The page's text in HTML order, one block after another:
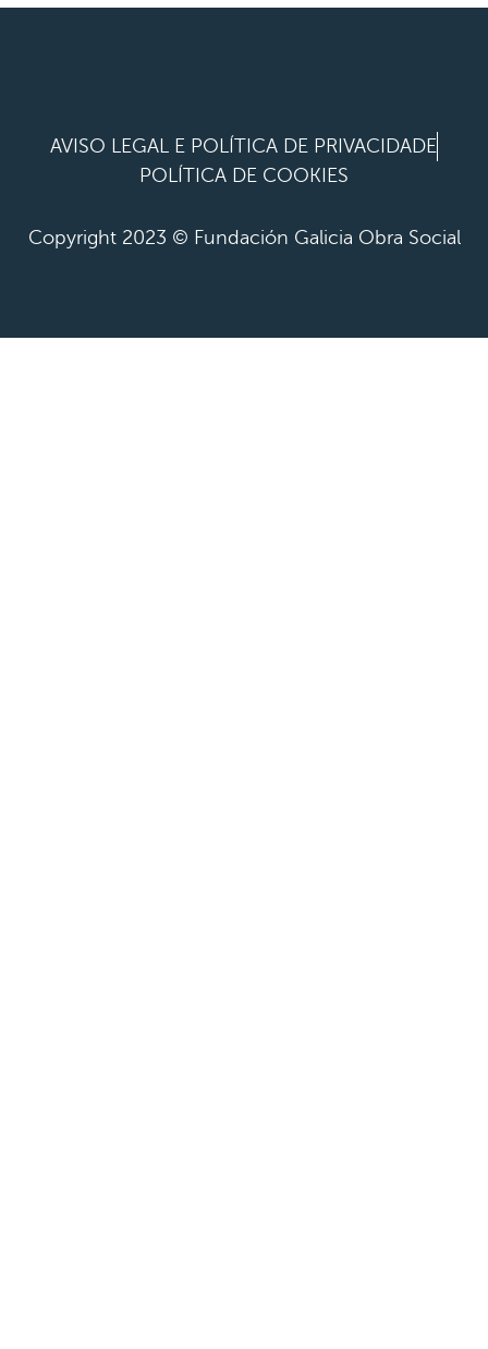
AVISO LEGAL E POLÍTICA DE PRIVACIDADE
POLÍTICA DE COOKIES
Copyright 2023 © Fundación Galicia Obra Social